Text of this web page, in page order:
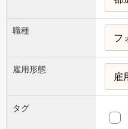
職種
雇用形態
タグ